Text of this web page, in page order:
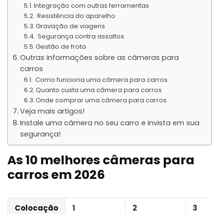
Integração com outras ferramentas
Resistência do aparelho
Gravação de viagens
Segurança contra assaltos
Gestão de frota
Outras informações sobre as câmeras para
carros
Como funciona uma câmera para carros
Quanto custa uma câmera para carros
Onde comprar uma câmera para carros
Veja mais artigos!
Instale uma câmera no seu carro e invista em sua
segurança!
As 10 melhores câmeras para
carros em 2026
Colocação 1 2 3